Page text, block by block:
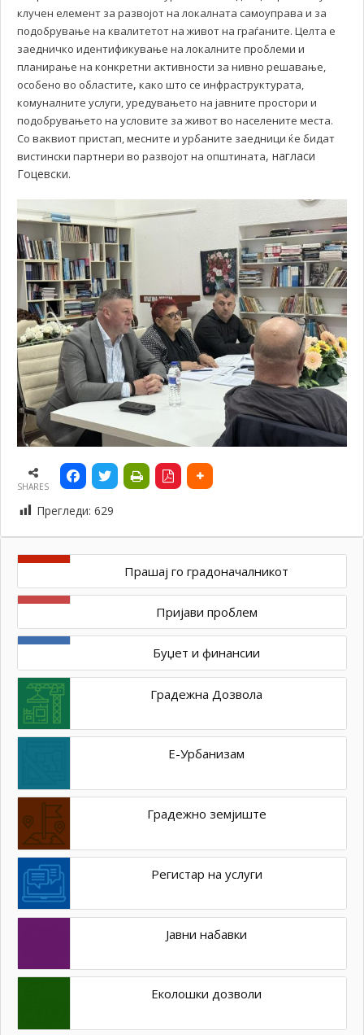
клучен елемент за развојот на локалната самоуправа и за
подобрување на квалитетот на живот на граѓаните. Целта е
заедничко идентификување на локалните проблеми и
планирање на конкретни активности за нивно решавање,
особено во областите, како што се инфраструктурата,
комуналните услуги, уредувањето на јавните простори и
подобрувањето на условите за живот во населените места.
Со ваквиот пристап, месните и урбаните заедници ќе бидат
вистински партнери во развојот на општината, нагласи
Гоцевски.
SHARES
Прегледи: 629
Прашај го градоначалникот
Пријави проблем
Буџет и финансии
Градежна Дозвола
Е-Урбанизам
Градежно земјиште
Регистар на услуги
Јавни набавки
Еколошки дозволи